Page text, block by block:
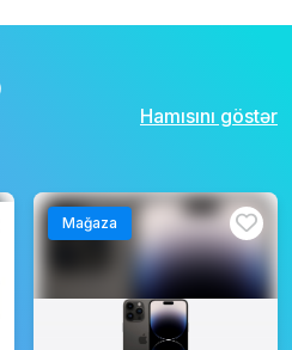
Hamısını göstər
Mağaza